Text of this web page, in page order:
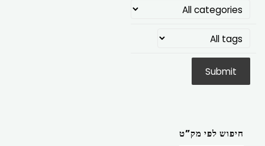
חיפוש לפי מק”ט